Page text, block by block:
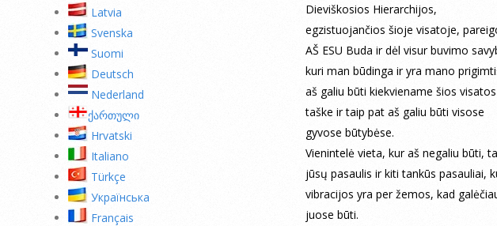
Dieviškosios Hierarchijos,
egzistuojančios šioje visatoje,
AŠ ESU Buda ir dėl visur buvimo
kuri man būdinga ir yra mano
aš galiu būti kiekviename šios visatos
taške ir taip pat aš galiu būti visose
gyvose būtybėse.
Vienintelė vieta, kur aš negaliu būti,
jūsų pasaulis ir kiti tankūs pasauliai,
vibracijos yra per žemos, kad
juose būti.
Latvia
Svenska
Suomi
Deutsch
Nederland
ქართული
Hrvatski
Italiano
Türkçe
Українська
Français